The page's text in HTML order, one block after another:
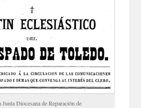
Junta Diocesana de Reparación de